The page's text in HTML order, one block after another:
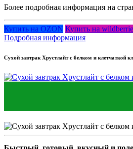
Более подробная информация на
Купить на OZON Купить на
Подробная информация
Сухой завтрак Хрустлайт с белком и клетчаткой